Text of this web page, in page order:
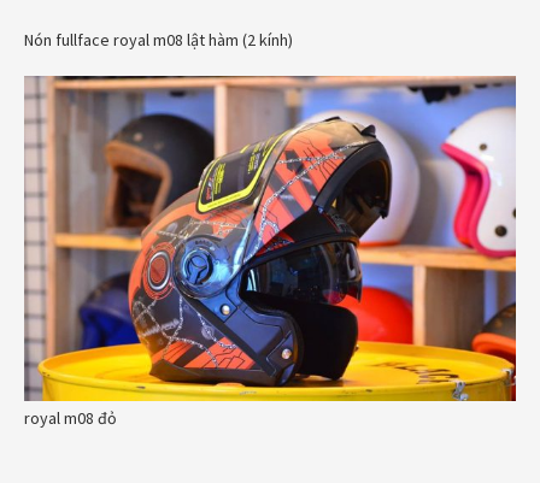
Nón fullface royal m08 lật hàm (2 kính)
royal m08 đỏ